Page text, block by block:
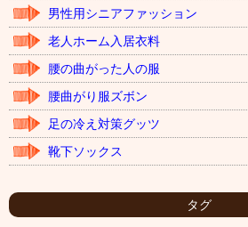
男性用シニアファッション
老人ホーム入居衣料
腰の曲がった人の服
腰曲がり服ズボン
足の冷え対策グッツ
靴下ソックス
タグ